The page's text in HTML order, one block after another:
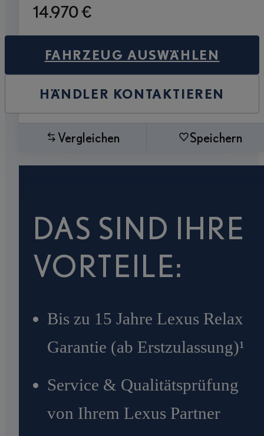
14.970 €
FAHRZEUG AUSWÄHLEN
HÄNDLER KONTAKTIEREN
Vergleichen Speichern
DAS SIND IHRE
VORTEILE:
Bis zu 15 Jahre Lexus Relax
Garantie (ab Erstzulassung)¹
Service & Qualitätsprüfung
von Ihrem Lexus Partner